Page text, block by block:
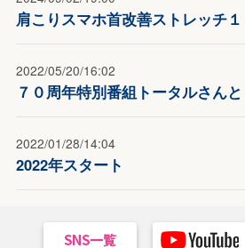
肩こりスマホ首改善ストレッチ
2022/05/20/16:02
７０周年特別番組トータルさんと
2022/01/28/14:04
2022年スタート